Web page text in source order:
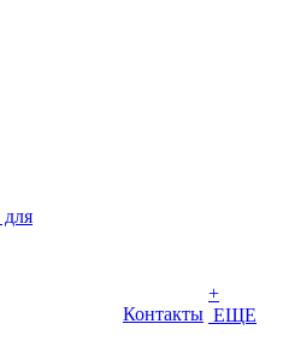
Контакты
+
ЕЩЕ